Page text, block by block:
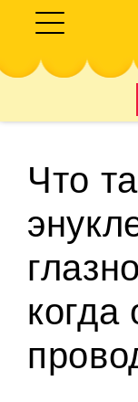
Что
когда